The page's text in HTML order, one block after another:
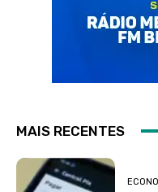
MAIS RECENTES